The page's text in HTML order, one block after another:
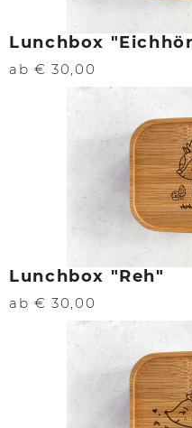
Lunchbox
ab € 30,00
Lunchbox "Reh"
ab € 30,00